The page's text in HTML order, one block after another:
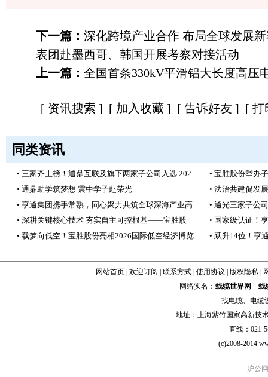
下一篇： 深化跨境产业合作 布局全球发展
表团赴墨西哥、韩国开展考察对接活动
上一篇： 全国首条330kV平滑铝大长度高压
[ 资讯搜索 ] [ 加入收藏] [ 告诉好友 ] [ 打
同类资讯
• 三家齐上榜！通鼎互联及旗下两家子公司入选 202
• 宝胜股份举办
• 通鼎助学筑梦想 震中学子赴荣光
• 法治共建促发
• 亨通集团携手常熟，同心聚力共筑全球深海产业高
• 通光三家子公
• 深耕关键核心技术 夯实自主可控根基——宝胜股
• 国家级认证！
• 载梦向低空！宝胜股份亮相2026国际低空经济博览
• 跃升14位！亨
网站首页| 欢迎订阅 联系方式| 使用协议 版权隐私|
网络实名： 线缆世界网
线
找电缆、 电缆
地址：上海紫竹国家高新技
直线：021-
(c)2008-2014
沪公